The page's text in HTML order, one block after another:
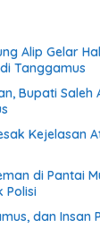
Alip Gelar
Tanggamus
Bupati Saleh
Kejelasan
di Pantai
Polisi
dan Insan